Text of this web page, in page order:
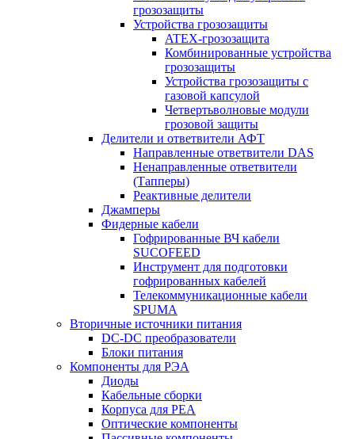
грозозащиты
Устройства грозозащиты
ATEX-грозозащита
Комбинированные устройства
грозозащиты
Устройства грозозащиты с
газовой капсулой
Четвертьволновые модули
грозовой защиты
Делители и ответвители АФТ
Направленные ответвители DAS
Ненаправленные ответвители
(Тапперы)
Реактивные делители
Джамперы
Фидерные кабели
Гофрированные ВЧ кабели
SUCOFEED
Инструмент для подготовки
гофрированных кабелей
Телекоммуникационные кабели
SPUMA
Вторичные источники питания
DC-DC преобразователи
Блоки питания
Компоненты для РЭА
Диоды
Кабельные сборки
Корпуса для РЕА
Оптические компоненты